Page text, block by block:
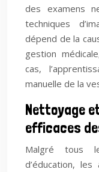
des examens
techniques
dépend de la
gestion
cas,
manuelle de la
Nettoyage
efficaces
Malgré tous
d’éducation,